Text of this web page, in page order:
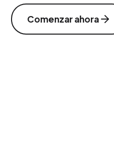
Comenzar ahora